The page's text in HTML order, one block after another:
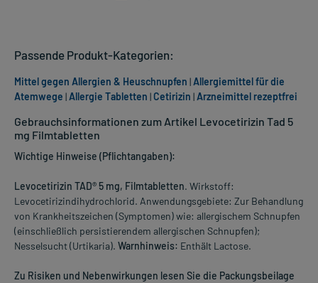
Gebrauchsinformationen zum Artikel Levocetirizin Tad 5
mg Filmtabletten
Wichtige Hinweise (Pflichtangaben):
Levocetirizin TAD® 5 mg, Filmtabletten. Wirkstoff:
Levocetirizindihydrochlorid. Anwendungsgebiete: Zur Behandlung
von Krankheitszeichen (Symptomen) wie: allergischem Schnupfen
(einschließlich persistierendem allergischen Schnupfen);
Nesselsucht (Urtikaria). Warnhinweis: Enthält Lactose.
Zu Risiken und Nebenwirkungen lesen Sie die Packungsbeilage
Passende Produkt-Kategorien:
Mittel gegen Allergien & Heuschnupfen |Allergiemittel für die
Atemwege |Allergie Tabletten |Cetirizin |Arzneimittel rezeptfrei